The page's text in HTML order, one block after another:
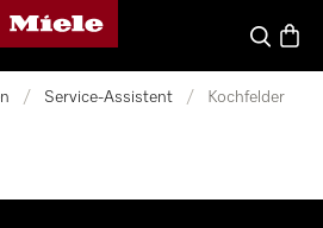
Miele-Homepage
Suche
/ Service-Assistent / Kochfelder